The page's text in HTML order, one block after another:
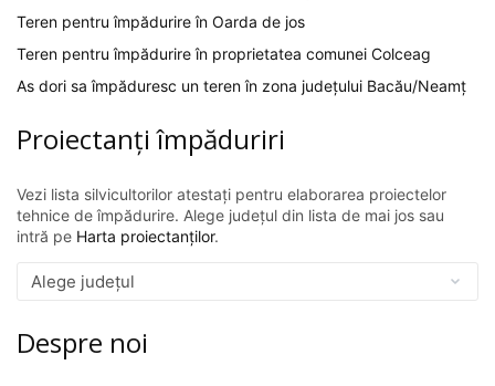
Teren pentru împădurire în Oarda de jos
Teren pentru împădurire în proprietatea comunei Colceag
As dori sa împăduresc un teren în zona județului Bacău/Neamț
Proiectanți împăduriri
Vezi lista silvicultorilor atestați pentru elaborarea proiectelor
tehnice de împădurire. Alege județul din lista de mai jos sau
intră pe Harta proiectanților.
Despre noi